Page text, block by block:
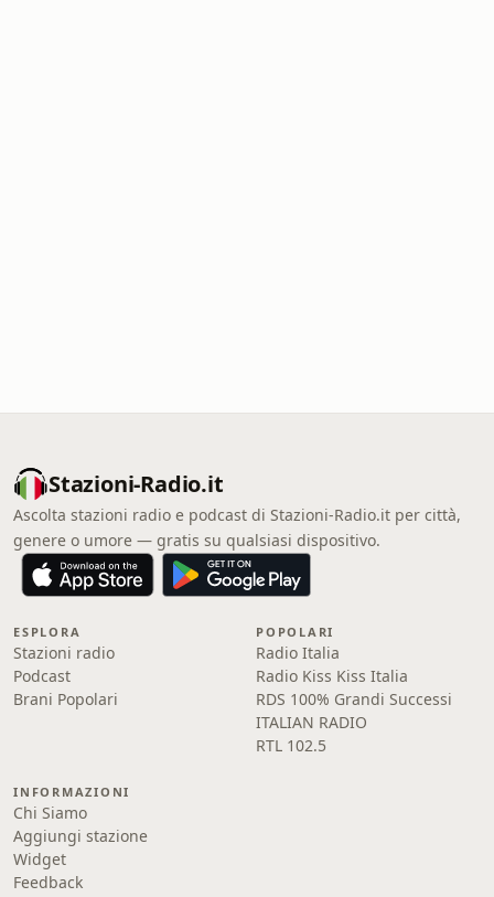
Stazioni-Radio.it
Ascolta stazioni radio e podcast di Stazioni-Radio.it per città,
genere o umore — gratis su qualsiasi dispositivo.
ESPLORA
Stazioni radio
Podcast
Brani Popolari
POPOLARI
Radio Italia
Radio Kiss Kiss Italia
RDS 100% Grandi Successi
ITALIAN RADIO
RTL 102.5
INFORMAZIONI
Chi Siamo
Aggiungi stazione
Widget
Feedback